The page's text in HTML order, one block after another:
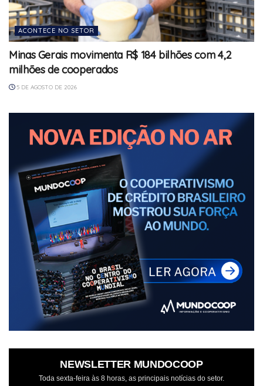
ACONTECE NO SETOR
Minas Gerais movimenta R$ 184 bilhões com 4,2
milhões de cooperados
5 DE AGOSTO DE 2026
NEWSLETTER MUNDOCOOP
Toda sexta-feira às 8 horas, as principais notícias do setor.